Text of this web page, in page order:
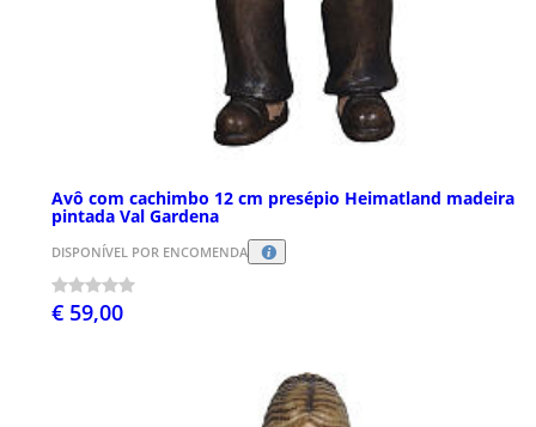
Avô com cachimbo 12 cm presépio Heimatland madeira
pintada Val Gardena
DISPONÍVEL POR ENCOMENDA
€ 59,00